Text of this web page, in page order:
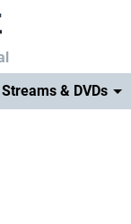
Streams & DVDs